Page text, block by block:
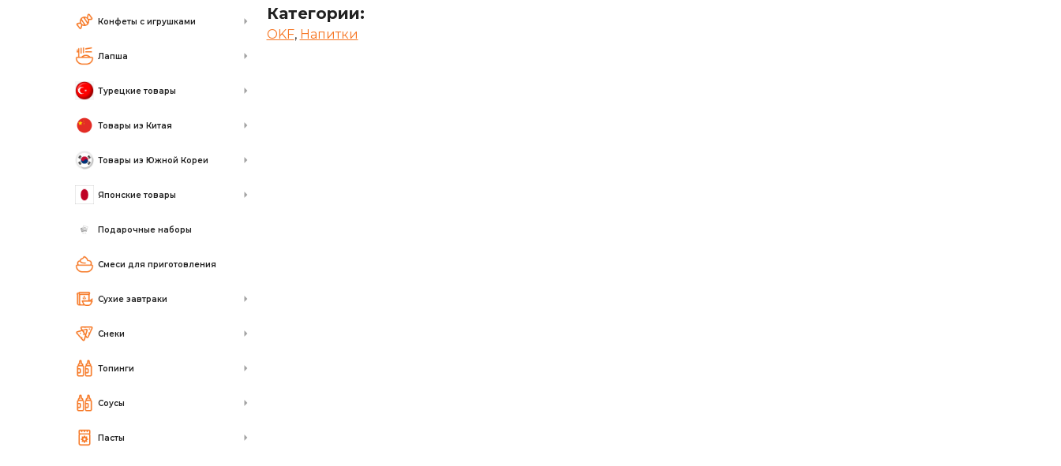
Конфеты с игрушками
Лапша
Турецкие товары
Товары из Китая
Товары из Южной Кореи
Японские товары
Подарочные наборы
Смеси для приготовления
Сухие завтраки
Снеки
Топинги
Соусы
Пасты
Категории:
OKF, Напитки